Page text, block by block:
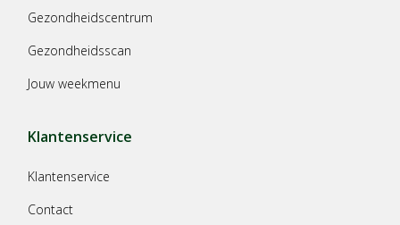
Gezondheidscentrum
Gezondheidsscan
Jouw weekmenu
Klantenservice
Klantenservice
Contact